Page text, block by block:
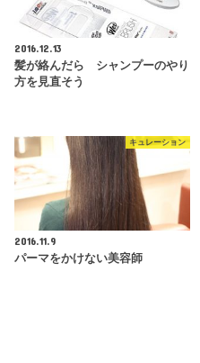
2016.12.13
髪が絡んだら シャンプーのやり
方を見直そう
キュレーション
2016.11.9
パーマをかけない美容師